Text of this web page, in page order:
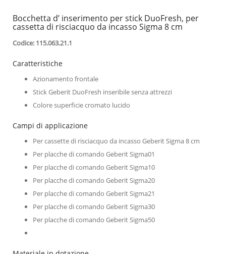
Bocchetta d’ inserimento per stick DuoFresh, per
cassetta di risciacquo da incasso Sigma 8 cm
Codice: 115.063.21.1
Caratteristiche
Azionamento frontale
Stick Geberit DuoFresh inseribile senza attrezzi
Colore superficie cromato lucido
Campi di applicazione
Per cassette di risciacquo da incasso Geberit Sigma 8 cm
Per placche di comando Geberit Sigma01
Per placche di comando Geberit Sigma10
Per placche di comando Geberit Sigma20
Per placche di comando Geberit Sigma21
Per placche di comando Geberit Sigma30
Per placche di comando Geberit Sigma50